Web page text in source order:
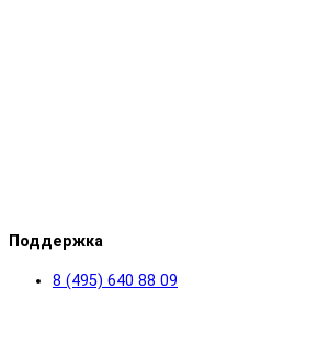
Поддержка
8 (495) 640 88 09